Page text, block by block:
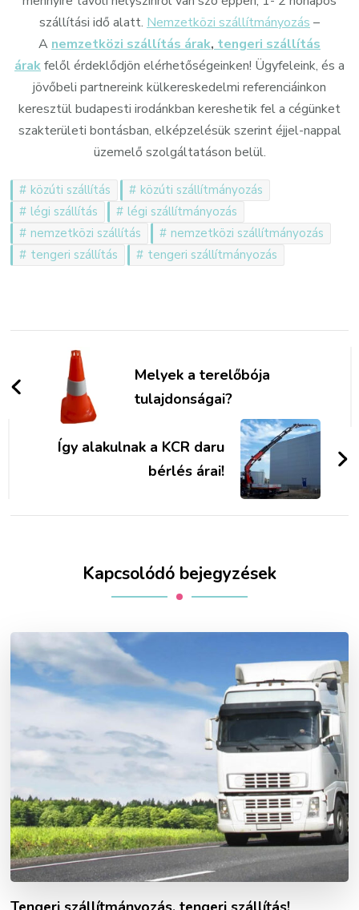
szállítási idő alatt. Nemzetközi szállítmányozás –
A nemzetközi szállítás árak, tengeri szállítás
árakfelől érdeklődjön elérhetőségeinken! Ügyfeleink, és a
jövőbeli partnereink külkereskedelmi referenciáinkon
keresztül budapesti irodánkban kereshetik fel a cégünket
szakterületi bontásban, elképzelésük szerint éjjel-nappal
üzemelő szolgáltatáson belül.
közúti szállítás
közúti szállítmányozás
légi szállítás
légi szállítmányozás
nemzetközi szállítás
nemzetközi szállítmányozás
tengeri szállítás
tengeri szállítmányozás
Bejegyzések
navigációjaMelyek a terelőbója
tulajdonságai?
Így alakulnak a KCR daru
bérlés árai!
Kapcsolódó bejegyzések